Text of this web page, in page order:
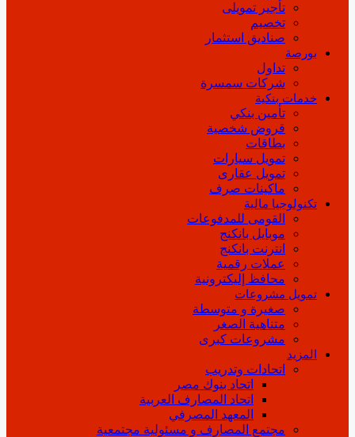
تأجير تمويلى
تخصيم
صناديق استثمار
بورصة
تداول
شركات سمسرة
خدمات بنكية
تأمين بنكي
قروض شخصية
بطاقات
تمويل سيارات
تمويل عقارى
ماكينات صرف
تكنولوجيا مالية
القومى للمدفوعات
موبايل بانكنج
انترنت بانكنج
عملات رقمية
محافظ إليكترونية
تمويل مشروعات
صغيرة و متوسطة
متناهية الصغر
مشروعات كبرى
المزيد
اتحادات وتدريب
اتحاد بنوك مصر
اتحاد المصارف العربية
المعهد المصرفي
مجتمع المصارف و مسئولية مجتمعية